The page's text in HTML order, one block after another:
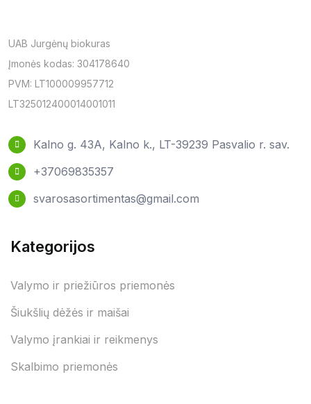
UAB Jurgėnų biokuras
Įmonės kodas: 304178640
PVM: LT100009957712
LT325012400014001011
Kalno g. 43A, Kalno k., LT-39239 Pasvalio r. sav.
+37069835357
svarosasortimentas@gmail.com
Kategorijos
Valymo ir priežiūros priemonės
Šiukšlių dėžės ir maišai
Valymo įrankiai ir reikmenys
Skalbimo priemonės